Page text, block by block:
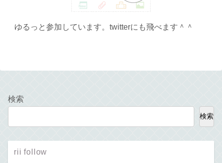
ゆるっと参加しています。twitterにも飛べます＾＾
検索
検索
rii follow